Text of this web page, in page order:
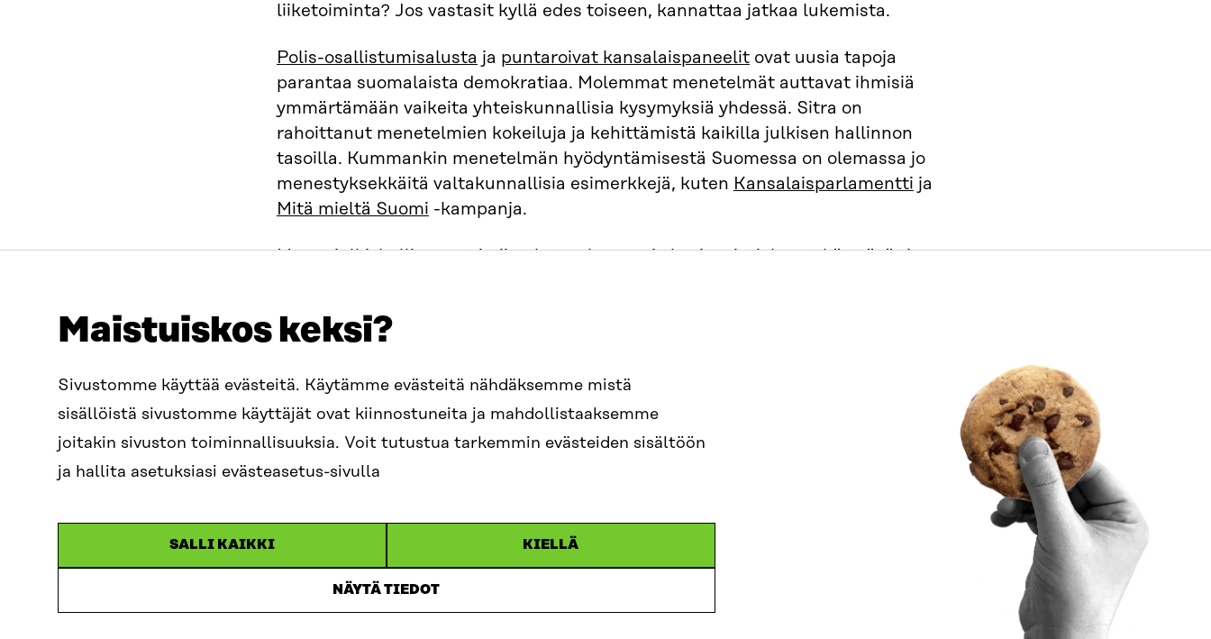
Maistuiskos keksi?
Sivustomme käyttää evästeitä. Käytämme evästeitä nähdäksemme mistä
sisällöistä sivustomme käyttäjät ovat kiinnostuneita ja mahdollistaaksemme
joitakin sivuston toiminnallisuuksia. Voit tutustua tarkemmin evästeiden sisältöön
ja hallita asetuksiasi evästeasetus-sivulla
SALLI KAIKKI KIELLÄ
NÄYTÄ TIEDOT
liiketoiminta? Jos vastasit kyllä edes toiseen, kannattaa jatkaa lukemista.
Polis-osallistumisalusta ja puntaroivat kansalaispaneelit ovat uusia tapoja
parantaa suomalaista demokratiaa. Molemmat menetelmät auttavat ihmisiä
ymmärtämään vaikeita yhteiskunnallisia kysymyksiä yhdessä. Sitra on
rahoittanut menetelmien kokeiluja ja kehittämistä kaikilla julkisen hallinnon
tasoilla. Kummankin menetelmän hyödyntämisestä Suomessa on olemassa jo
menestyksekkäitä valtakunnallisia esimerkkejä, kuten Kansalaisparlamentti ja
Mitä mieltä Suomi -kampanja.
Monet julkishallinnon toimijat, kuten kunnat ja hyvinvointialueet, käyttävät jo
kaikilla julkishallinnon toimijoilla ei ole. Siksi käytännön toteutus tilataan usein
Sitran avoimessa webinaarissa kuulimme, kuinka organisaatiosi voi ryhtyä
tilaisuuden materiaaleihin ja kansalaisosallistumisen menetelmiin sivun
Polis-osallistumisalusta